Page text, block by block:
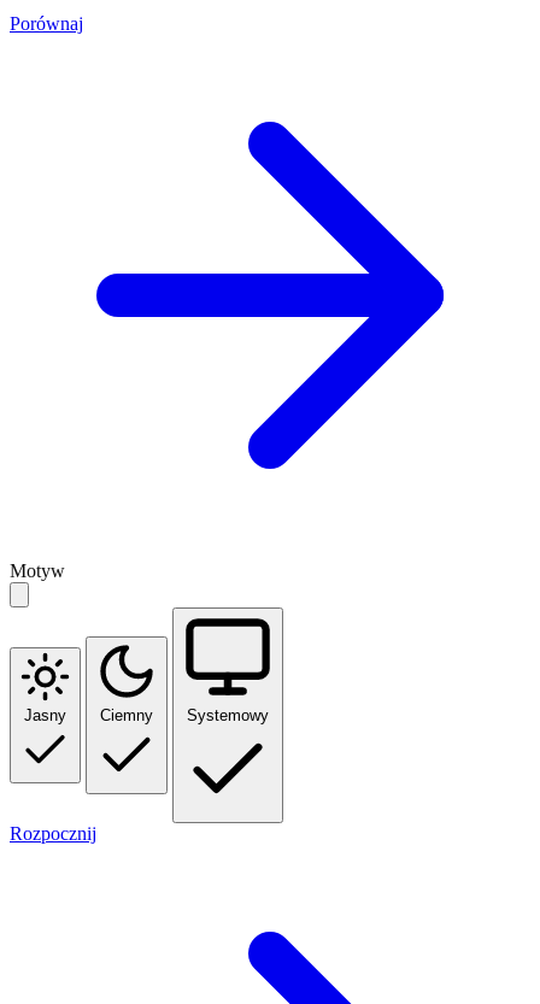
Porównaj
Motyw
Jasny Ciemny Systemowy
Rozpocznij